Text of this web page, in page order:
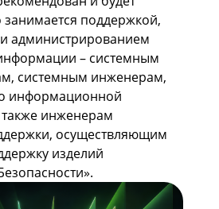
занимается поддержкой,
администрированием
– системным
системным инженерам,
информационной
также инженерам
осуществляющим
изделий